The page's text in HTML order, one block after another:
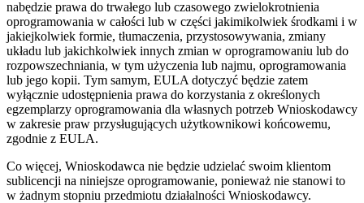
nabędzie prawa do trwałego lub czasowego zwielokrotnienia
oprogramowania w całości lub w części jakimikolwiek środkami i w
jakiejkolwiek formie, tłumaczenia, przystosowywania, zmiany
układu lub jakichkolwiek innych zmian w oprogramowaniu lub do
rozpowszechniania, w tym użyczenia lub najmu, oprogramowania
lub jego kopii. Tym samym, EULA dotyczyć będzie zatem
wyłącznie udostępnienia prawa do korzystania z określonych
egzemplarzy oprogramowania dla własnych potrzeb Wnioskodawcy
w zakresie praw przysługujących użytkownikowi końcowemu,
zgodnie z EULA.
Co więcej, Wnioskodawca nie będzie udzielać swoim klientom
sublicencji na niniejsze oprogramowanie, ponieważ nie stanowi to
w żadnym stopniu przedmiotu działalności Wnioskodawcy.